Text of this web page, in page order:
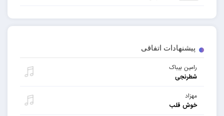
پیشنهادات اتفاقی
رامین بیباک
شطرنجی
مهزاد
خوش قلب